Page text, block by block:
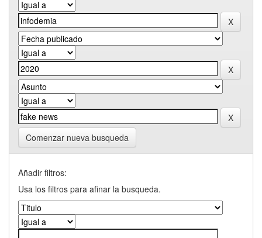
Comenzar nueva busqueda
Añadir filtros:
Usa los filtros para afinar la busqueda.